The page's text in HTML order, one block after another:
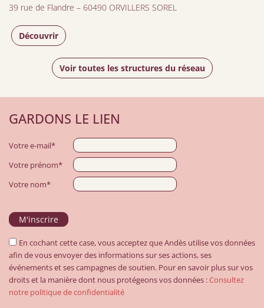
39 rue de Flandre – 60490 ORVILLERS SOREL
Découvrir
Voir toutes les structures du réseau
GARDONS LE LIEN
Votre e-mail*
Votre prénom*
Votre nom*
En cochant cette case, vous acceptez que Andès utilise vos données
afin de vous envoyer des informations sur ses actions, ses
événements et ses campagnes de soutien. Pour en savoir plus sur vos
droits et la manière dont nous protégeons vos données :Consultez
notre politique de confidentialité